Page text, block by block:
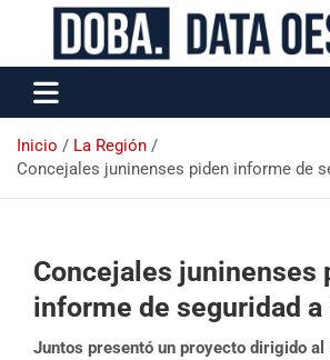
Data Oeste BA
Inicio
La Región
Concejales juninenses piden informe de
Concejales juninenses
informe de seguridad
Juntos presentó un proyecto dirigido al